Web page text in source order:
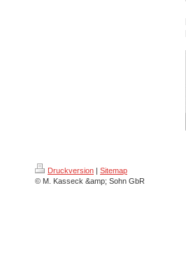
Druckversion | Sitemap
© M. Kasseck &amp; Sohn GbR